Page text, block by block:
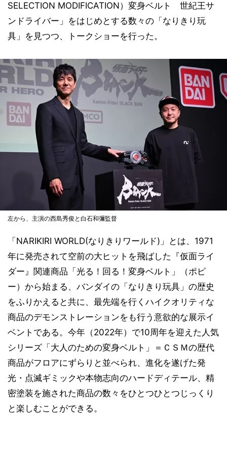
SELECTION MODIFICATION）変身ベルト 世紀王サ
ンドライバー」をはじめとする数々の「なりきり玩
具」を見つつ、トークショーを行った。
左から、主演の西島秀俊と白石和彌監督
「NARIKIRI WORLD(なりきりワールド)」とは、1971
年に発売されて空前の大ヒットを飛ばした『仮面ライ
ダー』関連商品「光る！回る！変身ベルト」（ポピ
ー）から始まる、バンダイの「なりきり玩具」の歴史
をふりかえると共に、最先端を行くハイクオリティな
商品のデモンストレーションをも行う意欲的な展示イ
ベントである。今年（2022年）で10周年を迎えた人気
シリーズ「大人のための変身ベルト」＝ＣＳＭの歴代
商品がフロアにずらりと並べられ、進化を遂げた発
光・点滅ギミックや本物志向のハードディテール、精
密塗装を施された商品の数々をひとつひとつじっくり
と楽しむことができる。